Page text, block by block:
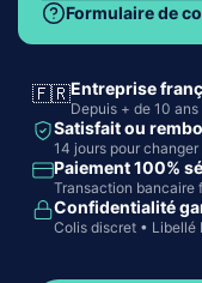
Formulaire de
🇫🇷Entreprise
Depuis + de 10 ans
Satisfait ou
14 jours pour
Paiement 100%
Transaction bancaire
Confidentialité
Colis discret • Libellé